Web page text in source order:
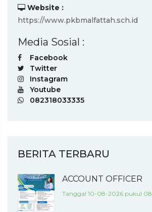
Website :
https://www.pkbmalfattah.sch.id
Media Sosial :
Facebook
Twitter
Instagram
Youtube
082318033335
BERITA TERBARU
ACCOUNT OFFICER
Tanggal 10-08-2026 pukul